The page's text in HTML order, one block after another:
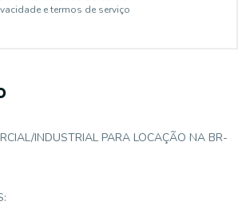
e termos de serviço
INDUSTRIAL PARA LOCAÇÃO NA BR-